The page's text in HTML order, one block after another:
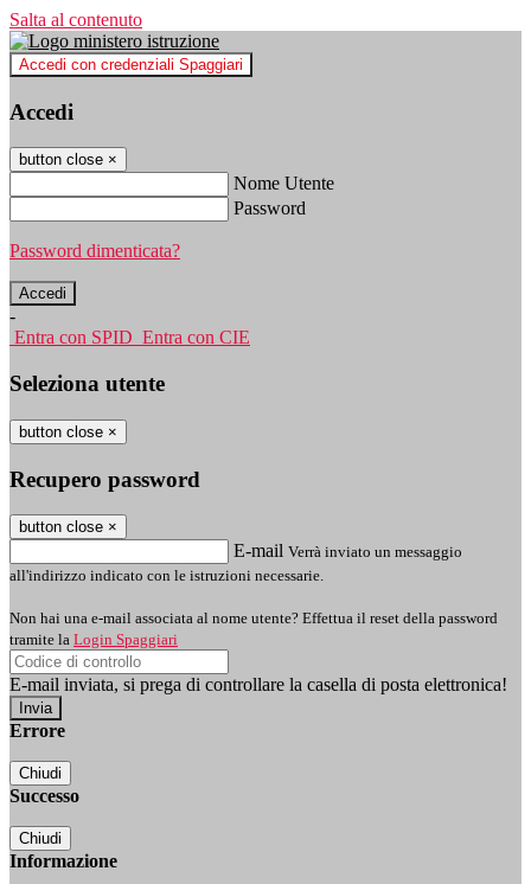
Salta al contenuto
Accedi con credenziali Spaggiari
Accedi
button close ×
Nome Utente
Password
Password dimenticata?
-
Entra con SPID Entra con CIE
Seleziona utente
button close ×
Recupero password
button close ×
E-mail Verrà inviato un messaggio
all'indirizzo indicato con le istruzioni necessarie.
Non hai una e-mail associata al nome utente? Effettua il reset della password
tramite la Login Spaggiari
E-mail inviata, si prega di controllare la casella di posta elettronica!
Errore
Chiudi
Successo
Chiudi
Informazione